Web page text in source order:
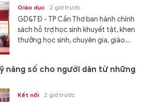
Giáo dục 2 giờ trước
GD&TĐ - TP Cần Thơ ban hành chính
sách hỗ trợ học sinh khuyết tật, khen
thưởng học sinh, chuyên gia, giáo...
năng số cho người dân từ những
Kết nối 2 giờ trước